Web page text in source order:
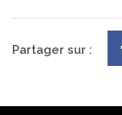
Partager sur :